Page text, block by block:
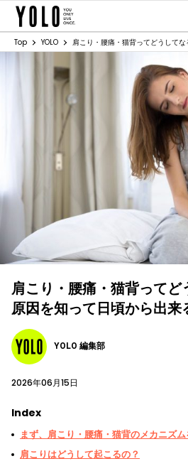
Top YOLO 肩こり・腰痛・猫背ってどうして
肩こり・腰痛・猫背ってど
原因を知って日頃から出来
YOLO 編集部
2026年06月15日
Index
まず、肩こり・腰痛・猫背のメカニズム
肩こりはどうして起こるの？